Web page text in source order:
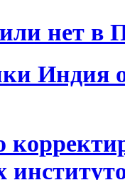
нет в
Индия